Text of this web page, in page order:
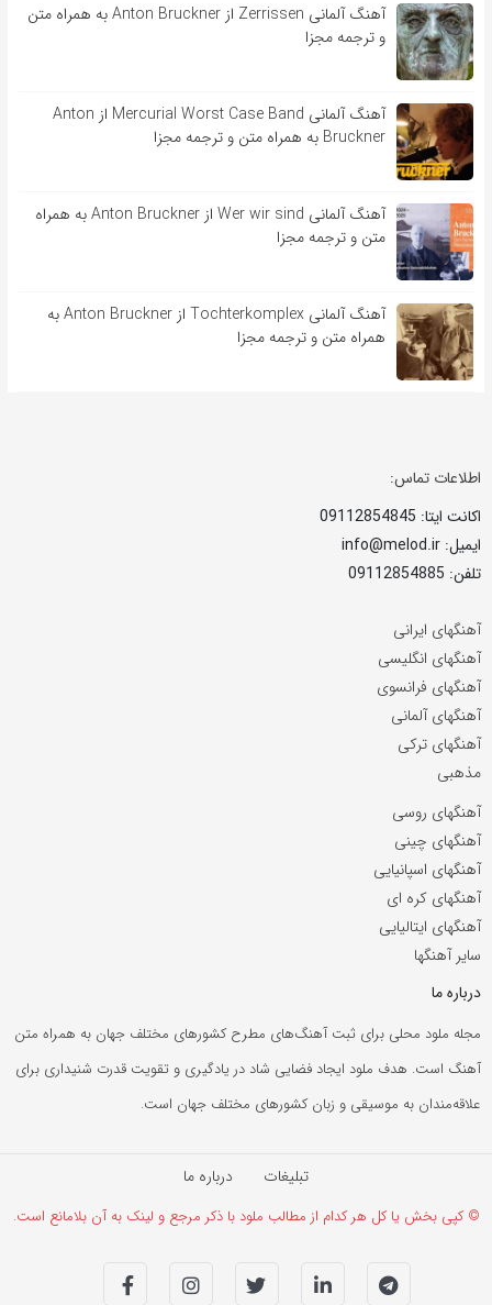
آهنگ آلمانی Zerrissen از Anton Bruckner به همراه متن
و ترجمه مجزا
آهنگ آلمانی Mercurial Worst Case Band از Anton
Bruckner به همراه متن و ترجمه مجزا
آهنگ آلمانی Wer wir sind از Anton Bruckner به همراه
متن و ترجمه مجزا
آهنگ آلمانی Tochterkomplex از Anton Bruckner به
همراه متن و ترجمه مجزا
اطلاعات تماس:
اکانت ایتا: 09112854845
ایمیل: info@melod.ir
تلفن: 09112854885
آهنگهای ایرانی
آهنگهای انگلیسی
آهنگهای فرانسوی
آهنگهای آلمانی
آهنگهای ترکی
مذهبی
آهنگهای روسی
آهنگهای چینی
آهنگهای اسپانیایی
آهنگهای کره ای
آهنگهای ایتالیایی
سایر آهنگها
درباره ما
مجله ملود محلی برای ثبت آهنگ‌های مطرح کشورهای مختلف جهان به همراه متن
آهنگ است. هدف ملود ایجاد فضایی شاد در یادگیری و تقویت قدرت شنیداری برای
علاقه‌مندان به موسیقی و زبان کشورهای مختلف جهان است.
تبلیغات درباره ما
© کپی بخش یا کل هر کدام از مطالب ملود با ذکر مرجع و لینک به آن بلامانع است.